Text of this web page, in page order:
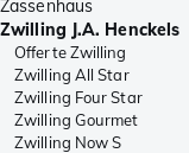
Zassenhaus
Zwilling J.A. Henckels
Offerte Zwilling
Zwilling All Star
Zwilling Four Star
Zwilling Gourmet
Zwilling Now S